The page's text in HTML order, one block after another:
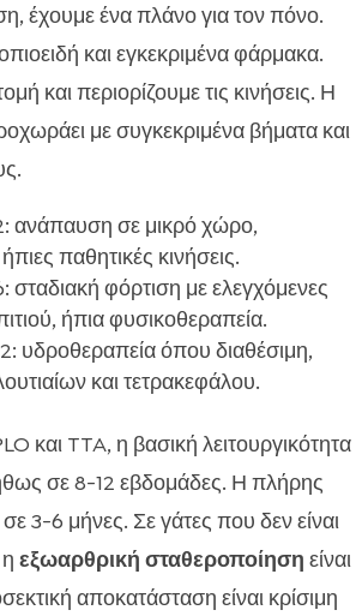
έχουμε ένα πλάνο για τον πόνο.
και εγκεκριμένα φάρμακα.
και περιορίζουμε τις κινήσεις. Η
με συγκεκριμένα βήματα και
ανάπαυση σε μικρό χώρο,
παθητικές κινήσεις.
φόρτιση με ελεγχόμενες
ήπια φυσικοθεραπεία.
υδροθεραπεία όπου διαθέσιμη,
και τετρακεφάλου.
και TTA, η βασική λειτουργικότητα
σε 8-12 εβδομάδες. Η πλήρης
3-6 μήνες. Σε γάτες που δεν είναι
εξωαρθρική σταθεροποίηση είναι
αποκατάσταση είναι κρίσιμη